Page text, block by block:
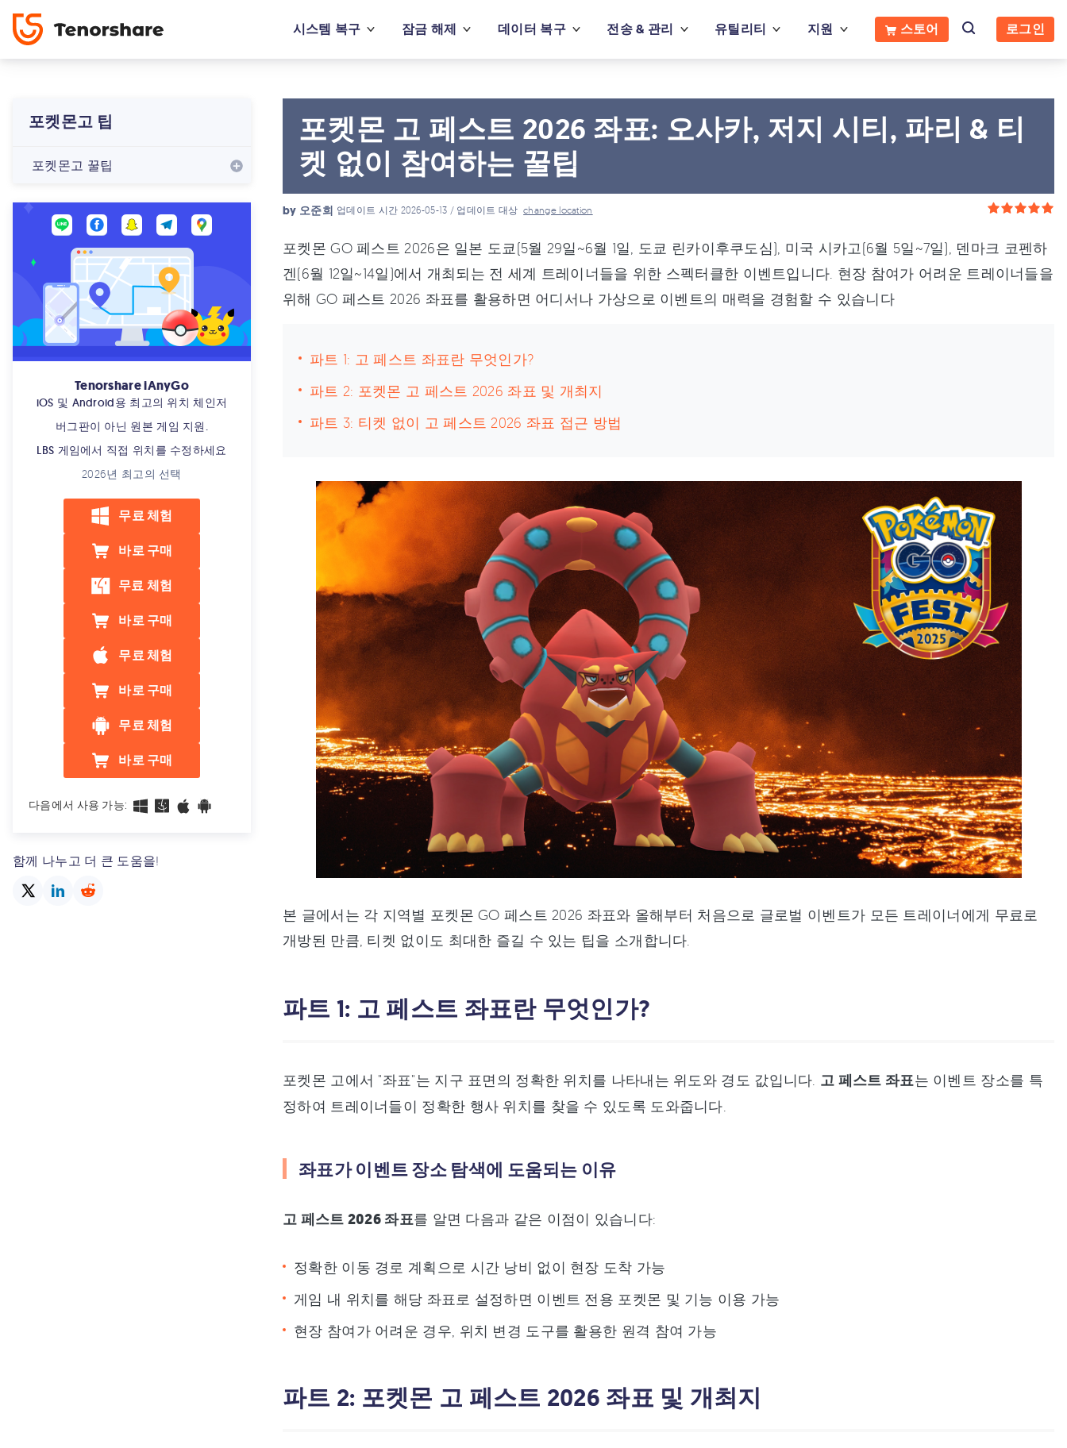
시스템 복구 잠금 해제 데이터 복구 전송 & 관리 유틸리티 지원 스토어 로그인
포켓몬고 팁
포켓몬고 꿀팁
Tenorshare iAnyGo
iOS 및 Android용 최고의 위치 체인저
버그판이 아닌 원본 게임 지원.
LBS 게임에서 직접 위치를 수정하세요
2026년 최고의 선택
무료 체험
바로 구매
무료 체험
바로 구매
무료 체험
바로 구매
무료 체험
바로 구매
다음에서 사용 가능:
함께 나누고 더 큰 도움을!
포켓몬 고 페스트 2026 좌표: 오사카, 저지 시티, 파리 & 티
켓 없이 참여하는 꿀팁
by 오준희 업데이트 시간 2026-05-13 / 업데이트 대상change location
포켓몬 GO 페스트 2026은 일본 도쿄(5월 29일~6월 1일, 도쿄 린카이후쿠도심), 미국 시카고(6월 5일~7일), 덴마크 코펜하
겐(6월 12일~14일)에서 개최되는 전 세계 트레이너들을 위한 스펙터클한 이벤트입니다. 현장 참여가 어려운 트레이너들을
위해 GO 페스트 2026 좌표를 활용하면 어디서나 가상으로 이벤트의 매력을 경험할 수 있습니다
파트 1: 고 페스트 좌표란 무엇인가?
파트 2: 포켓몬 고 페스트 2026 좌표 및 개최지
파트 3: 티켓 없이 고 페스트 2026 좌표 접근 방법
본 글에서는 각 지역별 포켓몬 GO 페스트 2026 좌표와 올해부터 처음으로 글로벌 이벤트가 모든 트레이너에게 무료로
개방된 만큼, 티켓 없이도 최대한 즐길 수 있는 팁을 소개합니다.
파트 1: 고 페스트 좌표란 무엇인가?
포켓몬 고에서 "좌표"는 지구 표면의 정확한 위치를 나타내는 위도와 경도 값입니다. 고 페스트 좌표는 이벤트 장소를 특
정하여 트레이너들이 정확한 행사 위치를 찾을 수 있도록 도와줍니다.
좌표가 이벤트 장소 탐색에 도움되는 이유
고 페스트 2026 좌표를 알면 다음과 같은 이점이 있습니다:
정확한 이동 경로 계획으로 시간 낭비 없이 현장 도착 가능
게임 내 위치를 해당 좌표로 설정하면 이벤트 전용 포켓몬 및 기능 이용 가능
현장 참여가 어려운 경우, 위치 변경 도구를 활용한 원격 참여 가능
파트 2: 포켓몬 고 페스트 2026 좌표 및 개최지